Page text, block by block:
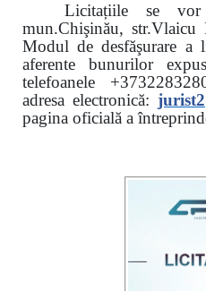
Licitațiile se vor
mun.Chişinău, str.Vlaicu
Modul de desfăşurare a
aferente bunurilor
telefoanele
adresa electronică:
pagina oficială a